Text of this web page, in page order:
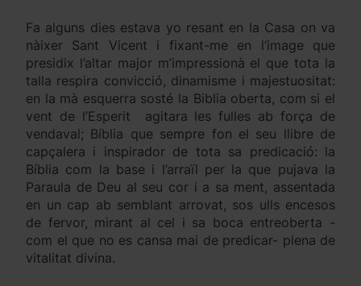
Fa alguns dies estava yo resant en la Casa on va
nàixer Sant Vicent i fixant-me en l’image que
presidix l’altar major m’impressionà el que tota la
talla respira convicció, dinamisme i majestuositat:
en la mà esquerra sosté la Biblia oberta, com si el
vent de l’Esperit agitara les fulles ab força de
vendaval; Bíblia que sempre fon el seu llibre de
capçalera i inspirador de tota sa predicació: la
Bíblia com la base i l’arraïl per la que pujava la
Paraula de Deu al seu cor i a sa ment, assentada
en un cap ab semblant arrovat, sos ulls encesos
de fervor, mirant al cel i sa boca entreoberta -
com el que no es cansa mai de predicar- plena de
vitalitat divina.